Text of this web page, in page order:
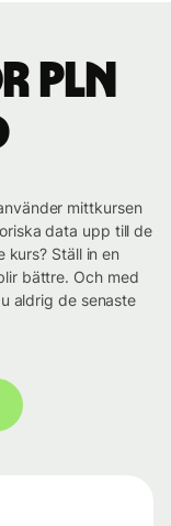
PLN
mittkursen
data upp till de
kurs? Ställ in en
bättre. Och med
aldrig de senaste